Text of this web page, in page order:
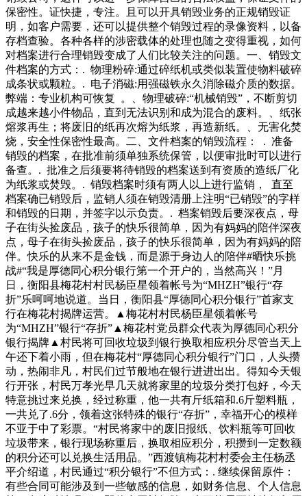
它们都是当时的行
性提供任何明示或暗示的保证。请读者仅作参考，并请自行承
担全部责任。和讯恭候您的意见联系我们关于我们广告服务和
讯网违法和不良信息涉未成年人有害信息举报电话客服电话传
真邮箱..(发送时改为得烦，但这是德国垃圾处理思路‘’中的一
个‘’——（再利用）的体现。”德国联邦环境局的循环经济专
业部门主任l博士告诉李嘉敏，德国从年开始成为欧洲唯一一
个实行塑料瓶和易拉罐回收押金制
保密性。证快捷，专注。且可以开具销毁业务的正规销毁证
明，如客户需要，还可以提供整个销毁过程的录像资料，以备
存档查验。各种各样的涉密载体的处理也随之变得重视，如何
对档案进行合理销毁变成了人们比较关注的问题。一、销毁文
件档案的方式：. 物理粉碎:通过碎纸机或类似装置使物料破碎
成条状或颗粒。. 电子消磁:用强磁铁永久消除磁介质的数据。
弊端：专业机构可恢复 。、物理破碎:“机械销毁”，不断剪切
成越来越小件物品，直到无法识别和成为混合的废料。、纸张
熔浆再生；将废旧的纸再次熔为纸浆，再造新纸。、无害化焚
烧，安全性保密性最高。二、文件档案的销毁流程： . 准备
销毁的档案，在批准前须单独系统保管，以便审批时可以进行
备查。. 批准之后须要将待销毁的档案送到有资质的造纸厂化
为纸浆或焚毁。. 销毁档案时须有两人以上进行监销， 直至
档案确已销毁后，监销人须在销毁清册上注明“已销毁”的字样
和销毁的日期，并签字以示负责。. 档案销毁后要深夜点，母
子在街头捡废品，孩子的快乐很简单，因为有妈妈的陪伴深夜
点，母子在街头捡废品，孩子的快乐很简单，因为有妈妈的陪
伴。快乐的从来不是金钱，而是源于身边人的陪伴#晒快乐挑
战#“我是厚德同心积分银行第一个开户的，当然高兴！”月
日，衡阳县梅花村村民杨臣星领着帐号为“MHZH”银行“存
折”乐呵呵地说道。当日，衡阳县“厚德同心积分银行”首家支
行在梅花村揭牌运营。▲梅花村村民杨臣星领着帐号
为“MHZH”银行“存折”▲梅花村党员群众代表为厚德同心积分
银行揭牌▲村民将可回收垃圾到银行换取相应积分尽管当天上
午还下着小雨，但在梅花村“厚德同心积分银行”门口，人头攒
动，热闹非凡，村民们过节般地在银行进进出出。得知今天银
行开张，村民万孝光早几天就将家里的垃圾分类打包好，今天
特意挑过来兑换，经过称重，他一共有斤纸箱和.6斤塑料瓶，
一共兑了.6分，领着这张特殊的银行“存折”，幸福开心的模样
不亚于中了彩票。“村民将家中的废旧报纸、饮料瓶等可回收
垃圾带来，银行现场称重后，换取相应积分，积攒到一定数额
的积分还可以兑换生活用品。”西渡镇梅花村村委会主任杨丞
平介绍道，村民通过“积分银行”不但方式：. 继续保留原件：
有些合同可能涉及到一些敏感的信息，如财务信息、个人信息